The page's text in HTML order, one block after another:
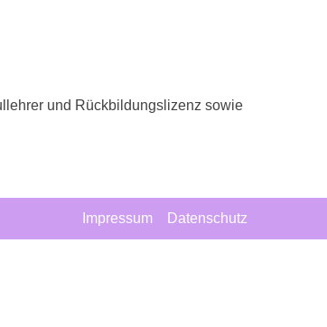
und Rückbildungslizenz sowie
Impressum Datenschutz